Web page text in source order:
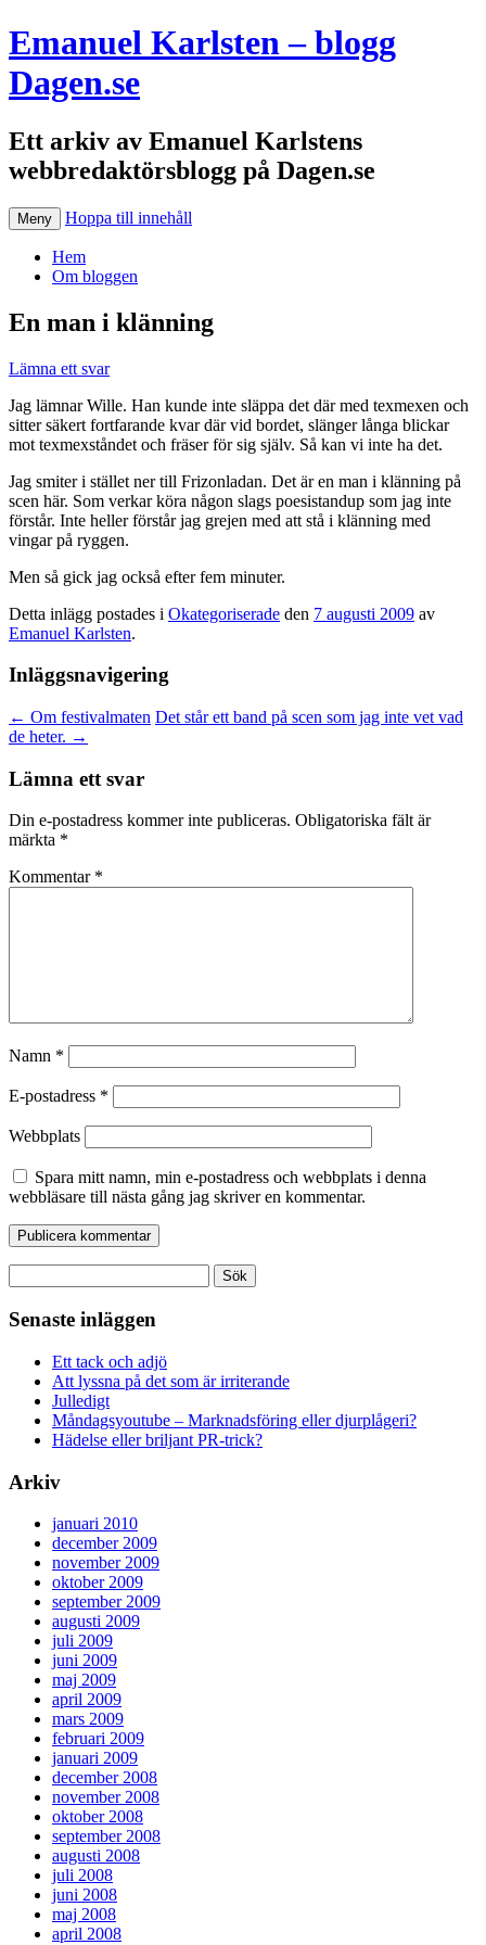
Emanuel Karlsten – blogg
Dagen.se
Ett arkiv av Emanuel Karlstens
webbredaktörsblogg på Dagen.se
Meny Hoppa till innehåll
Hem
Om bloggen
En man i klänning
Lämna ett svar
Jag lämnar Wille. Han kunde inte släppa det där med texmexen och
sitter säkert fortfarande kvar där vid bordet, slänger långa blickar
mot texmexståndet och fräser för sig själv. Så kan vi inte ha det.
Jag smiter i stället ner till Frizonladan. Det är en man i klänning på
scen här. Som verkar köra någon slags poesistandup som jag inte
förstår. Inte heller förstår jag grejen med att stå i klänning med
vingar på ryggen.
Men så gick jag också efter fem minuter.
Detta inlägg postades i Okategoriserade den 7 augusti 2009 av
Emanuel Karlsten.
Inläggsnavigering
← Om festivalmaten Det står ett band på scen som jag inte vet vad
de heter. →
Lämna ett svar
Din e-postadress kommer inte publiceras. Obligatoriska fält är
märkta *
Kommentar *
Namn *
E-postadress *
Webbplats
Spara mitt namn, min e-postadress och webbplats i denna
webbläsare till nästa gång jag skriver en kommentar.
efter:
Senaste inläggen
Ett tack och adjö
Att lyssna på det som är irriterande
Julledigt
Måndagsyoutube – Marknadsföring eller djurplågeri?
Hädelse eller briljant PR-trick?
Arkiv
januari 2010
december 2009
november 2009
oktober 2009
september 2009
augusti 2009
juli 2009
juni 2009
maj 2009
april 2009
mars 2009
februari 2009
januari 2009
december 2008
november 2008
oktober 2008
september 2008
augusti 2008
juli 2008
juni 2008
maj 2008
april 2008